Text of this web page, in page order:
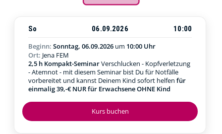
Kurs buchen
So 06.09.2026
10:00
Beginn: Sonntag, 06.09.2026 um 10:00 Uhr
Ort: Jena FEM
2,5 h Kompakt-SeminarVerschlucken - Kopfverletzung
- Atemnot - mit diesem Seminar bist Du für Notfälle
vorbereitet und kannst Deinem Kind sofort helfen für
einmalig 39,-€ NUR für Erwachsene OHNE Kind